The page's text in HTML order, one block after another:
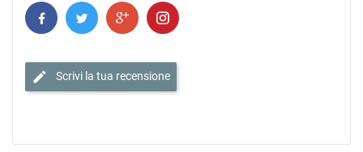
edit Scrivi la tua recensione